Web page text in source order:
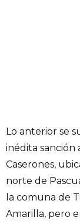
Lo anterior se
inédita sanción
Caserones,
norte de
la comuna de
Amarilla, pero